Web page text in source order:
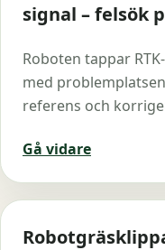
signal – felsök
Roboten tappar
med
referens och
Gå vidare